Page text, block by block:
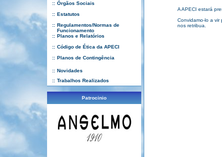
:: Órgãos Sociais
:: Estatutos
:: Regulamentos/Normas de
Funcionamento
:: Planos e Relatórios
:: Código de Ética da APECI
:: Planos de Contingência
:: Novidades
:: Trabalhos Realizados
Patrocinio
A APECI estará
Convidamo-lo a vir
nos retribua.